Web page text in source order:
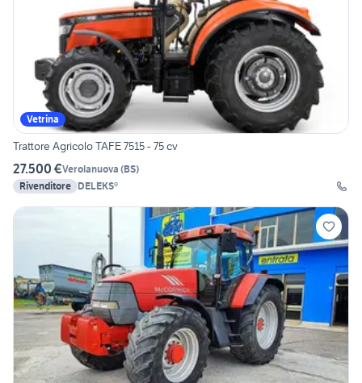
Vetrina
Trattore Agricolo TAFE 7515 - 75 cv
27.500 €Verolanuova (BS)
Rivenditore DELEKS®